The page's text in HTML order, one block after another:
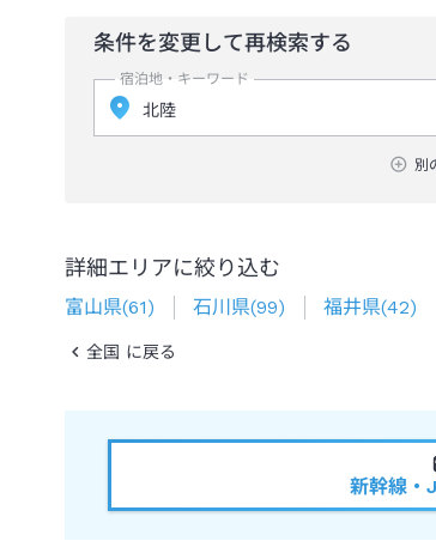
条件を変更して再検索する
宿泊地・キーワード
別
詳細エリアに絞り込む
富山県(61) 石川県(99) 福井県(42)
全国 に戻る
新幹線・